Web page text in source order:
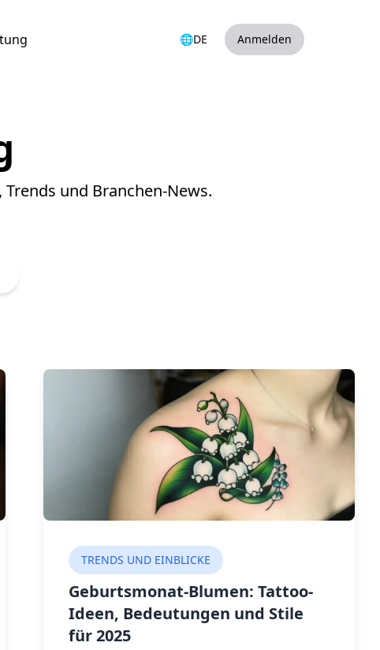
🌐DE Anmelden
und Branchen-News.
TRENDS UND EINBLICKE
Geburtsmonat-Blumen: Tattoo-
Ideen, Bedeutungen und Stile
für 2025